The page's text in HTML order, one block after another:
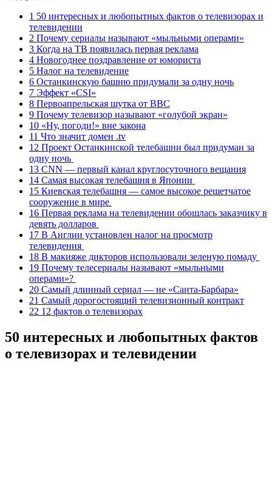
1 ​50 интересных и любопытных фактов о телевизорах и
телевидении
2 Почему сериалы называют «мыльными операми»
3 Когда на ТВ появилась первая реклама
4 Новогоднее поздравление от юмориста
5 Налог на телевидение
6 Останкинскую башню придумали за одну ночь
7 Эффект «CSI»
8 Первоапрельская шутка от BBC
9 Почему телевизор называют «голубой экран»
10 «Ну, погоди!» вне закона
11 Что значит домен .tv
12 Проект Останкинской телебашни был придуман за
одну ночь
13 СNN — первый канал круглосуточного вещания
14 Самая высокая телебашня в Японии
15 Киевская телебашня — самое высокое решетчатое
сооружение в мире
16 Первая реклама на телевидении обошлась заказчику в
девять долларов
17 В Англии установлен налог на просмотр
телевидения
18 В макияже дикторов использовали зеленую помаду
19 Почему телесериалы называют «мыльными
операми»?
20 Самый длинный сериал — не «Санта-Барбара»
21 Самый дорогостоящий телевизионный контракт
22 12 фактов о телевизорах
​50 интересных и любопытных фактов
о телевизорах и телевидении